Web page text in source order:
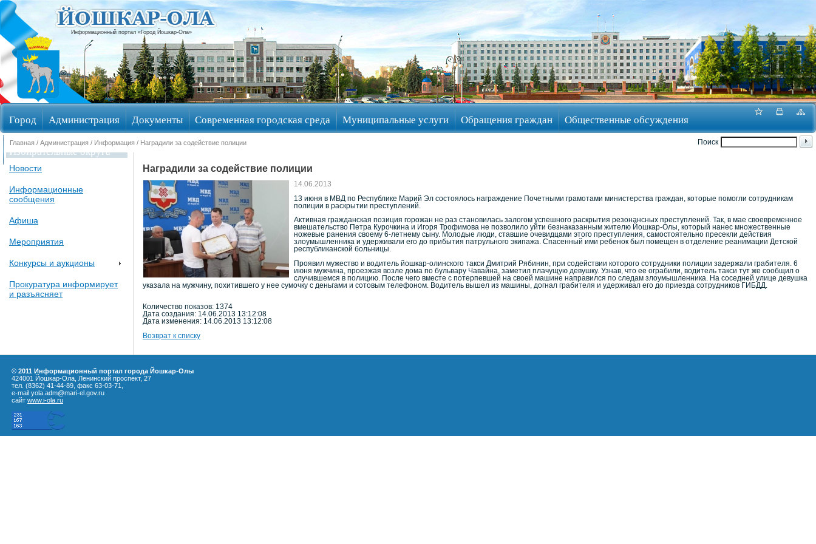
Информационный портал «Город Йошкар-Ола»
Город Администрация Документы Современная городская среда Муниципальные услуги Обращения граждан Общественные обсуждения
Избирательные округа
Поиск
Главная / Администрация / Информация / Наградили за содействие полиции
Новости
Информационные
сообщения
Афиша
Мероприятия
Конкурсы и аукционы
Прокуратура информирует
и разъясняет
Наградили за содействие полиции
14.06.2013
13 июня в МВД по Республике Марий Эл состоялось награждение Почетными грамотами министерства граждан, которые помогли сотрудникам
полиции в раскрытии преступлений.
Активная гражданская позиция горожан не раз становилась залогом успешного раскрытия резонансных преступлений. Так, в мае своевременное
вмешательство Петра Курочкина и Игоря Трофимова не позволило уйти безнаказанным жителю Йошкар-Олы, который нанес множественные
ножевые ранения своему 6-летнему сыну. Молодые люди, ставшие очевидцами этого преступления, самостоятельно пресекли действия
злоумышленника и удерживали его до прибытия патрульного экипажа. Спасенный ими ребенок был помещен в отделение реанимации Детской
республиканской больницы.
Проявил мужество и водитель йошкар-олинского такси Дмитрий Рябинин, при содействии которого сотрудники полиции задержали грабителя. 6
июня мужчина, проезжая возле дома по бульвару Чавайна, заметил плачущую девушку. Узнав, что ее ограбили, водитель такси тут же сообщил о
случившемся в полицию. После чего вместе с потерпевшей на своей машине направился по следам злоумышленника. На соседней улице девушка
указала на мужчину, похитившего у нее сумочку с деньгами и сотовым телефоном. Водитель вышел из машины, догнал грабителя и удерживал его до приезда сотрудников ГИБДД.
Количество показов: 1374
Дата создания: 14.06.2013 13:12:08
Дата изменения: 14.06.2013 13:12:08
Возврат к списку
© 2011 Информационный портал города Йошкар-Олы
424001 Йошкар-Ола, Ленинский проспект, 27
тел. (8362) 41-44-89, факс 63-03-71,
e-mail yola.adm@mari-el.gov.ru
сайт www.i-ola.ru